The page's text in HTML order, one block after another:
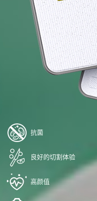
抗菌
良好的切割体验
高颜值